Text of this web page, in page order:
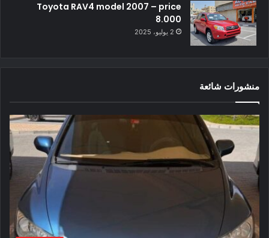
Toyota RAV4 model 2007 – price
8.000
2 يوليو، 2025
منشورات شائعة